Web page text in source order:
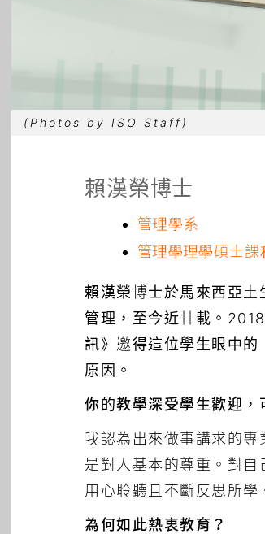
(Photos by ISO Staff)
賴漢榮博士
管理學系
管理學理學碩士課
賴漢榮博士於馬來西亞土
管理，至今近廿載。
訊》邀得這位學生眼中
原因。
你的教學深受學生歡迎，
我認為出來做事講求的
是對人基本的尊重。對自
用心聆聽且不斷反思所
為何如此熱衷教育？